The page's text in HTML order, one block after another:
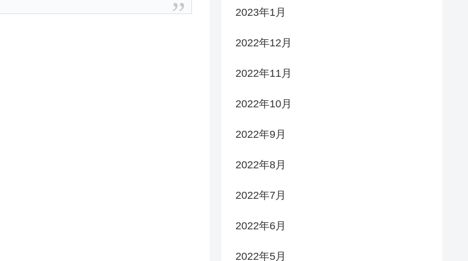
2023年1月
2022年12月
2022年11月
2022年10月
2022年9月
2022年8月
2022年7月
2022年6月
2022年5月